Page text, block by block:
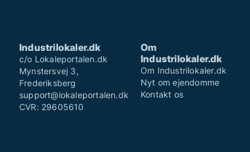
Industrilokaler.dk
c/o Lokaleportalen.dk
Mynstersvej 3,
Frederiksberg
support@lokaleportalen.dk
CVR: 29605610
Om
Industrilokaler.dk
Om Industrilokaler.dk
Nyt om ejendomme
Kontakt os